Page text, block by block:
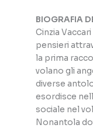
BIOGRAFIA
Cinzia
pensieri
la prima
volano gli
diverse
esordisce
sociale nel
Nonantola